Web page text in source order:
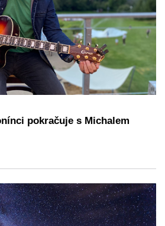
pokračuje s Michalem